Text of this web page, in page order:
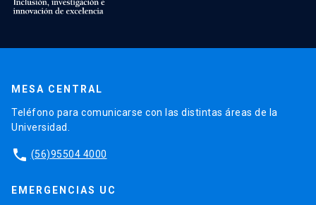
MESA CENTRAL
Teléfono para comunicarse con las distintas áreas de la
Universidad.
phone (56)95504 4000
EMERGENCIAS UC